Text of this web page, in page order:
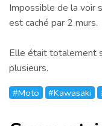
Impossible de la voir
est caché par 2 murs.
Elle était totalement
plusieurs.
#Moto #Kawasaki